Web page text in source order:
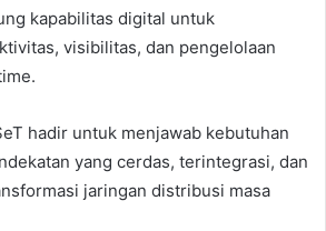
kapabilitas digital untuk
visibilitas, dan pengelolaan
hadir untuk menjawab kebutuhan
yang cerdas, terintegrasi, dan
jaringan distribusi masa